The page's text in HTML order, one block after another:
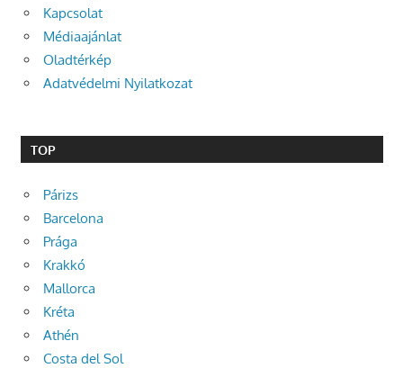
Kapcsolat
Médiaajánlat
Oladtérkép
Adatvédelmi Nyilatkozat
TOP
Párizs
Barcelona
Prága
Krakkó
Mallorca
Kréta
Athén
Costa del Sol